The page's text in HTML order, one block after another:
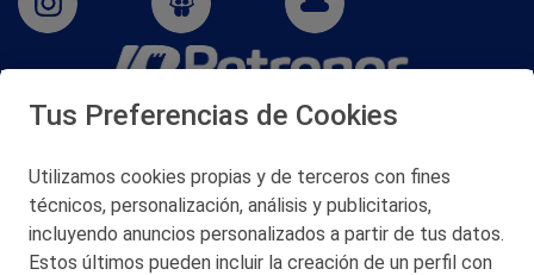
San Martín 5-Edificio Muñatones,
© 2026 Petronor S.A.
Tus Preferencias de Cookies
Utilizamos cookies propias y de terceros con fines
técnicos, personalización, análisis y publicitarios,
incluyendo anuncios personalizados a partir de tus datos.
Estos últimos pueden incluir la creación de un perfil con